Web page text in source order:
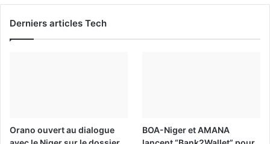
Derniers articles Tech
Orano ouvert au dialogue
BOA-Niger et AMANA